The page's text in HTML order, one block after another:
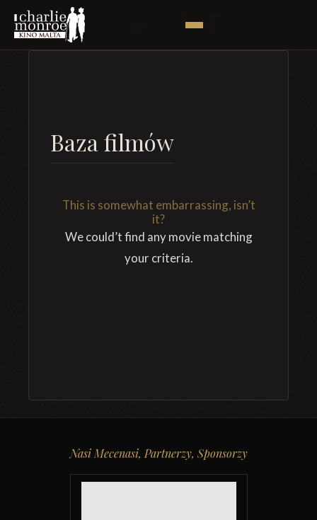
Baza filmów
This is somewhat embarrassing, isn’t
it?
We could’t find any movie matching
your criteria.
Nasi Mecenasi, Partnerzy, Sponsorzy